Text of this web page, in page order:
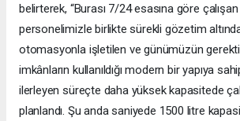
belirterek, “Burası 7/24 esasına göre
personelimizle birlikte sürekli gözetim
otomasyonla işletilen ve günümüzün
imkânların kullanıldığı modern bir yapıya
ilerleyen süreçte daha yüksek kapasitede
planlandı. Şu anda saniyede 1500 litre